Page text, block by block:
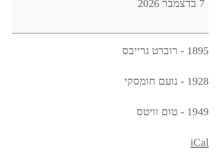
7 בדצמבר 2026
1895 - רוברט גרייבס
1928 - נועם חומסקי
1949 - טום וויטס
iCal